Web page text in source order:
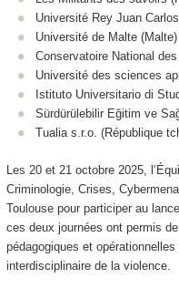
Université Rey Juan
Université de Malte (Malte)
Conservatoire National
Université des sciences
Istituto Universitario di
Sürdürülebilir Eğitim ve
Tualia s.r.o. (République
Les 20 et 21 octobre 2025,
Criminologie, Crises,
Toulouse pour participer au
ces deux journées ont permis
pédagogiques et
interdisciplinaire de la violence.